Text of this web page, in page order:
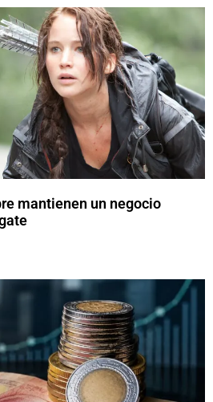
mantienen un negocio